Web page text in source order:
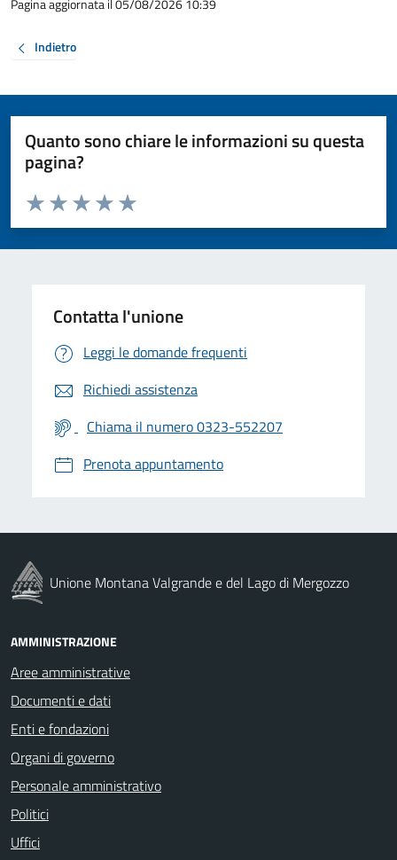
Pagina aggiornata il 05/08/2026 10:39
Indietro
Quanto sono chiare le informazioni su questa
pagina?
Valuta da 1 a 5 stelle la pagina
Valuta 5 stelle su 5
Valuta 4 stelle su 5
Valuta 3 stelle su 5
Valuta 2 stelle su 5
Valuta 1 stelle su 5
Contatta l'unione
Leggi le domande frequenti
Richiedi assistenza
Chiama il numero 0323-552207
Prenota appuntamento
Unione Montana Valgrande e del Lago di Mergozzo
AMMINISTRAZIONE
Aree amministrative
Documenti e dati
Enti e fondazioni
Organi di governo
Personale amministrativo
Politici
Uffici